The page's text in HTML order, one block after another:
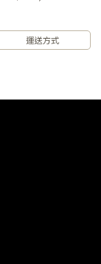
運送方式